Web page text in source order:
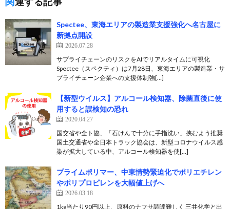
Spectee、東海エリアの製造業支援強化へ名古屋に
新拠点開設
2026.07.28
サプライチェーンのリスクをAIでリアルタイムに可視化
Spectee（スペクティ）は7月28日、東海エリアの製造業・サ
プライチェーン企業への支援体制強[…]
【新型ウイルス】アルコール検知器、除菌直後に使
用すると誤検知の恐れ
2020.04.27
国交省や全ト協、「石けんで十分に手指洗い」挟むよう推奨
国土交通省や全日本トラック協会は、新型コロナウイルス感
染が拡大している中、アルコール検知器を使[…]
プライムポリマー、中東情勢緊迫化でポリエチレン
やポリプロピレンを大幅値上げへ
2026.03.18
1kg当たり90円以上、原料のナフサ調達難しく 三井化学と出